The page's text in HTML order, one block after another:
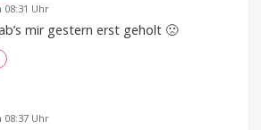
08:31 Uhr
mir gestern erst geholt 🙁
08:37 Uhr